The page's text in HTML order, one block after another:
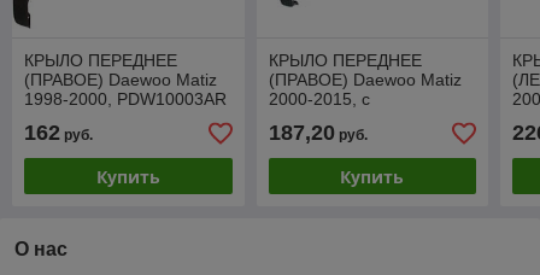
КРЫЛО ПЕРЕДНЕЕ
(ПРАВОЕ) Daewoo Matiz
1998-2000, PDW10003AR
162 руб.
Купить
КРЫЛО ПЕРЕДНЕЕ
(ПРАВОЕ) Daewoo Matiz
2000-2015, с
PDW10007AR
187,20руб.
Купить
О нас